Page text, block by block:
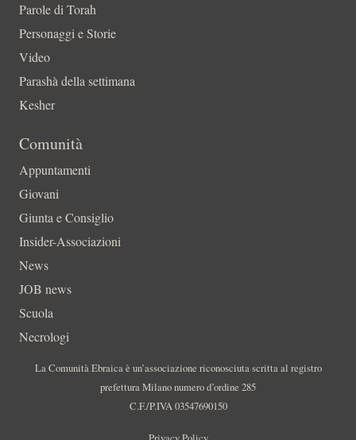
Parole di Torah
Personaggi e Storie
Video
Parashà della settimana
Kesher
Comunità
Appuntamenti
Giovani
Giunta e Consiglio
Insider-Associazioni
News
JOB news
Scuola
Necrologi
La Comunità Ebraica è un’associazione riconosciuta scritta al registro
prefettura Milano numero d’ordine 285
C.F./P.IVA 03547690150